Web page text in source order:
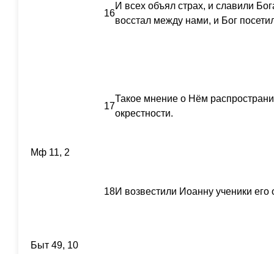
16
И всех объял страх, и славили
восстал между нами, и Бог
17
Такое мнение о Нём
окрестности.
Мф 11, 2
18И возвестили Иоанну ученики его
Быт 49, 10